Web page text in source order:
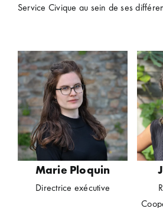
Service Civique au sein de ses
Marie Ploquin
Directrice exécutive